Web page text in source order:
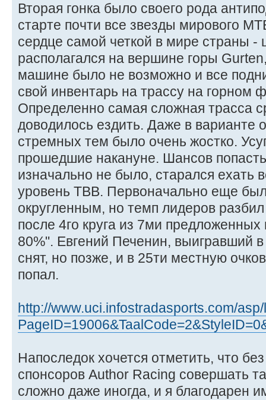
Вторая гонка было своего рода
старте почти все звезды мирового
сердце самой четкой в мире страны -
располагался на вершине горы
машине было не возможно и все
свой инвентарь на трассу на горном
Определенно самая сложная трасса
доводилось ездить. Даже в варианте
стремных тем было очень жостко.
прошедшие накануне. Шансов
изначально не было, старался ехать
уровень ТВВ. Первоначально еще
округленным, но темп лидеров
после 4го круга из 7ми
80%". Евгений Печенин, выигравший
снят, но позже, и в 25ти местную
попал.
http://www.uci.infostradasports.com/
Напоследок хочется отметить, что
спонсоров Author Racing совершать
сложно даже иногда, и я благодарен